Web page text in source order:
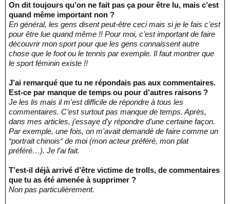
On dit toujours qu’on ne fait pas ça pour être lu, mais c’est
quand même important non ?
En général, les gens disent peut-être ceci mais si je le fais c'est
pour être lue quand même !! Pour moi, c’est important de faire
découvrir mon sport pour que les gens connaissent autre
chose que le foot ou le tennis par exemple. Il faut montrer que
le sport féminin existe !!
J’ai remarqué que tu ne répondais pas aux commentaires.
Est-ce par manque de temps ou pour d’autres raisons ?
Je les lis mais il m'est difficile de répondre à tous les
commentaires. C’est surtout pas manque de temps. Après,
dans mes articles, j’essaye d'y répondre d’une certaine façon.
Par exemple, une fois, on m’avait demandé de faire comme un
“portrait chinois“ de moi (mon acteur préféré, mon plat
préféré…). Je l’ai fait.
T’est-il déjà arrivé d’être victime de trolls, de commentaires
que tu as été amenée à supprimer ?
Non pas particulièrement.